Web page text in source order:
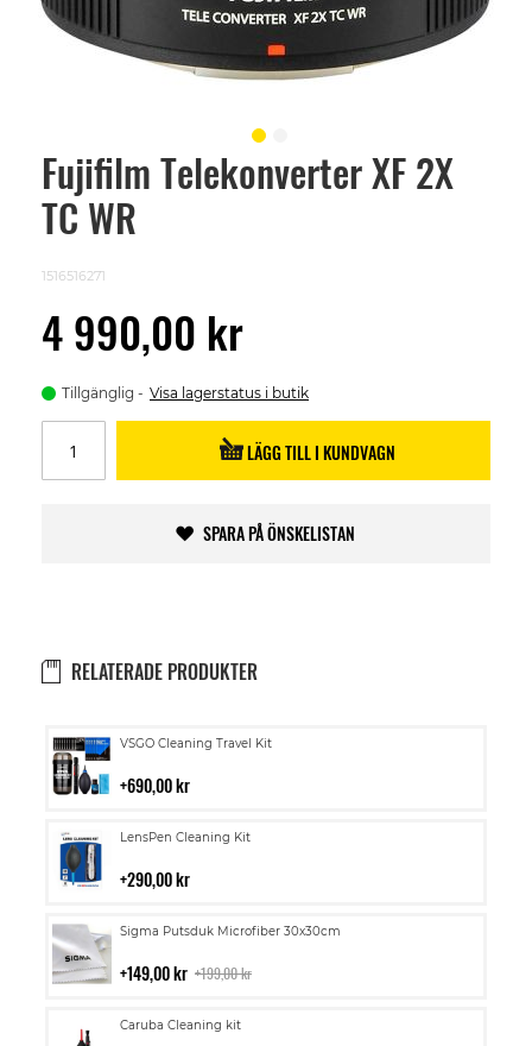
Fujifilm Telekonverter XF 2X
TC WR
1516516271
4 990,00 kr
Tillgänglig Visa lagerstatus i butik
LÄGG TILL I KUNDVAGN
SPARA PÅ ÖNSKELISTAN
RELATERADE PRODUKTER
VSGO Cleaning Travel Kit
690,00 kr
Lägg
i
LensPen Cleaning Kit
290,00 kr
Lägg
i
Sigma Putsduk Microfiber 30x30cm
149,00 kr 199,00 kr
Lägg
i
Caruba Cleaning kit
Lägg
Skip
beginning
images